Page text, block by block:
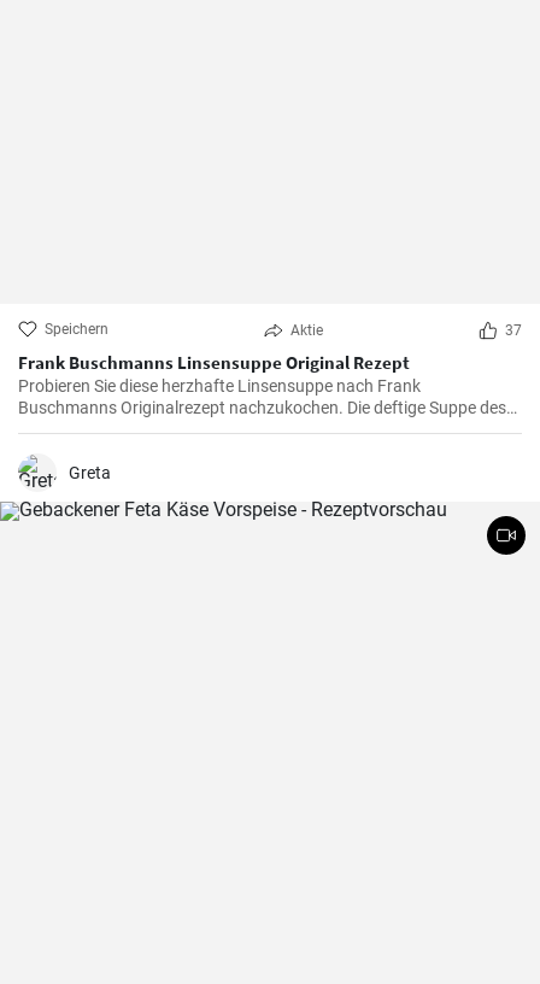
Speichern Aktie 37
Frank Buschmanns Linsensuppe Original Rezept
Probieren Sie diese herzhafte Linsensuppe nach Frank
Buschmanns Originalrezept nachzukochen. Die deftige Suppe des
Starkochs wird mit Linsen, verschiedenen Gewürzen und
Gemüsesorten zubereitet und mit Würstchenstücken angereichert.
Ein herzhaftes Familien Essen !
Greta